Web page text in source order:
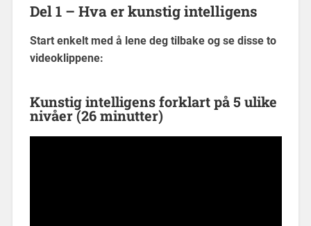
Del 1 – Hva er kunstig intelligens
Start enkelt med å lene deg tilbake og se disse to
videoklippene:
Kunstig intelligens forklart på 5 ulike
nivåer(26 minutter)